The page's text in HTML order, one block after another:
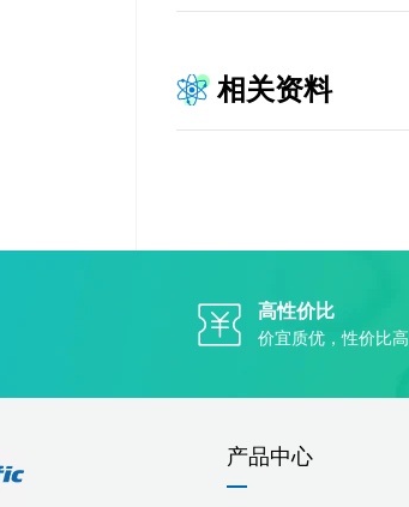
相关资料
高性价比
价宜质优，性价比高
产品中心